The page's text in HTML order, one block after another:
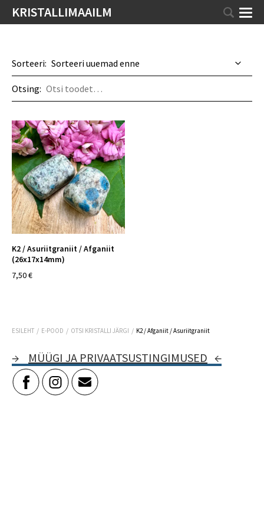
KRISTALLIMAAILM
Sorteeri:
Otsing:
K2 / Asuriitgraniit / Afganiit
(26x17x14mm)
7,50 €
ESILEHT / E-POOD / OTSI KRISTALLI JÄRGI / K2 / Afganiit / Asuriitgraniit
→ MÜÜGI JA PRIVAATSUSTINGIMUSED ←